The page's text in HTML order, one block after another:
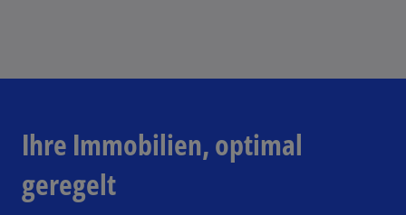
Ihre Immobilien, optimal
geregelt